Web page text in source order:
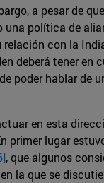
a pesar de
una política de
con la
deberá tener en
poder hablar de
en esta
primer lugar
, que algunos
la que se